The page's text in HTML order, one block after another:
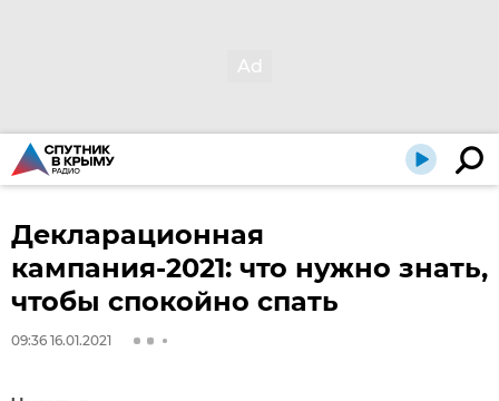
Декларационная
кампания-2021: что нужно знать,
чтобы спокойно спать
09:36 16.01.2021